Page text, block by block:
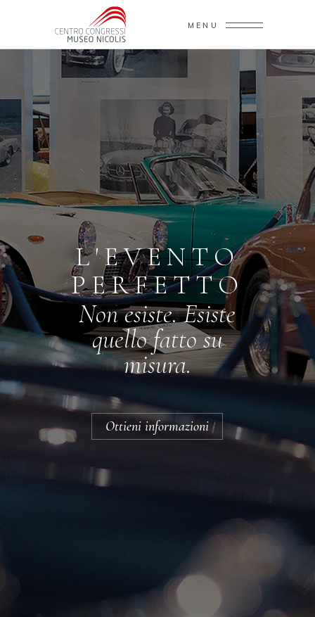
MENU
Ottieni informazioni
L'EVENTO
PERFETTO
Non esiste. Esiste
quello fatto su
misura.